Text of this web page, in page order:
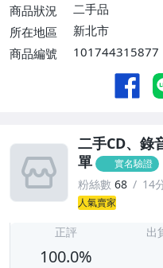
商品狀況
二手品
所在地區
新北市
商品編號
101744315877
二手CD、錄
單
實名驗證
粉絲數 68 14
人氣賣家
正評
100.0%
出